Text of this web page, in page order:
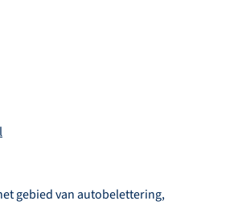
gebied van autobelettering,